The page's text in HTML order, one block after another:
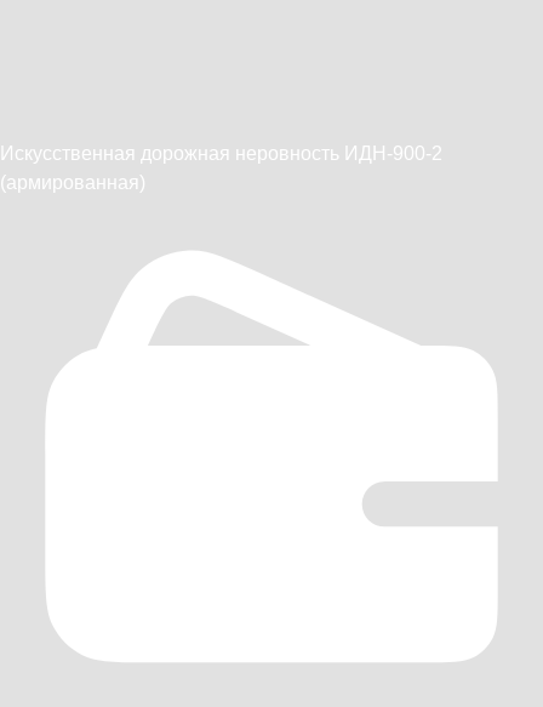
Искусственная дорожная неровность ИДН-900-2
(армированная)